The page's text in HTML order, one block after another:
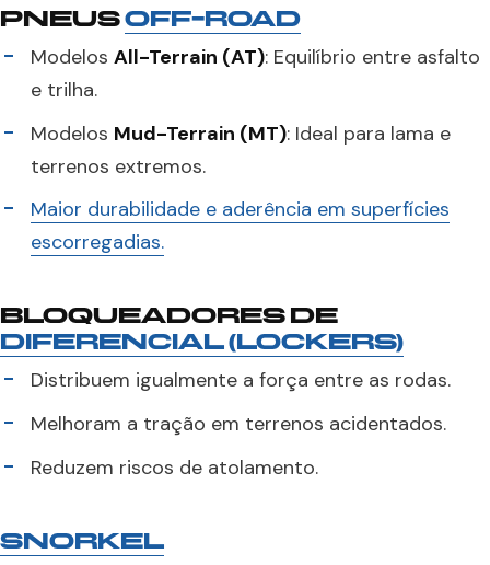
PNEUSOFF-ROAD
Modelos All-Terrain (AT): Equilíbrio entre asfalto
e trilha.
Modelos Mud-Terrain (MT): Ideal para lama e
terrenos extremos.
Maior durabilidade e aderência em superfícies
escorregadias.
BLOQUEADORES DE
DIFERENCIAL (LOCKERS)
Distribuem igualmente a força entre as rodas.
Melhoram a tração em terrenos acidentados.
Reduzem riscos de atolamento.
SNORKEL